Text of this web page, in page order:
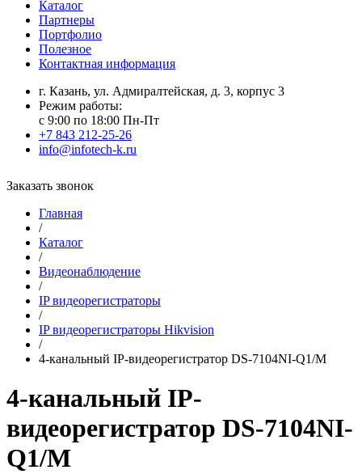
Каталог
Партнеры
Портфолио
Полезное
Контактная информация
г. Казань, ул. Адмиралтейская, д. 3, корпус 3
Режим работы:
с 9:00 по 18:00 Пн-Пт
+7 843 212-25-26
info@infotech-k.ru
Заказать звонок
Главная
/
Каталог
/
Видеонаблюдение
/
IP видеорегистраторы
/
IP видеорегистраторы Hikvision
/
4-канальный IP-видеорегистратор DS-7104NI-Q1/M
4-канальный IP-
видеорегистратор DS-7104NI-
Q1/M